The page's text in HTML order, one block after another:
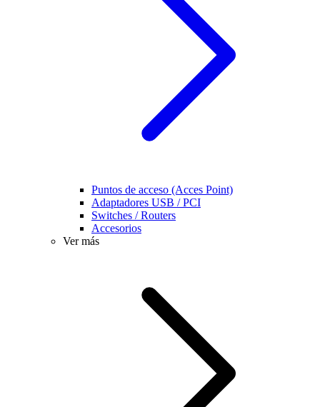
Puntos de acceso (Acces Point)
Adaptadores USB / PCI
Switches / Routers
Accesorios
Ver más